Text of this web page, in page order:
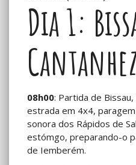
Dia 1:
08h00: Partida de
estrada em 4x4,
sonora dos Rápidos de
estómgo, preparando-o
de Iemberém.